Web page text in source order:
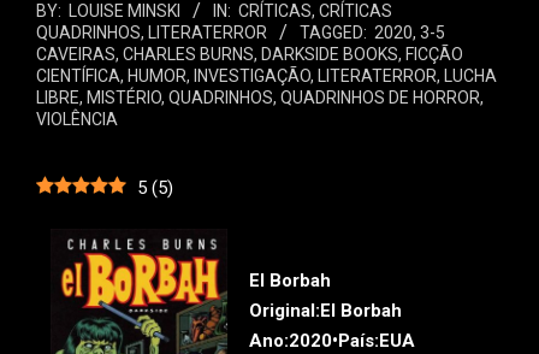
BY: LOUISE MINSKI IN: CRÍTICAS, CRÍTICAS
QUADRINHOS, LITERATERROR TAGGED: 2020, 3-5
CAVEIRAS, CHARLES BURNS, DARKSIDE BOOKS, FICÇÃO
CIENTÍFICA, HUMOR, INVESTIGAÇÃO, LITERATERROR, LUCHA
LIBRE, MISTÉRIO, QUADRINHOS, QUADRINHOS DE HORROR,
VIOLÊNCIA
5 (5)
El Borbah
Original: El Borbah
Ano:2020• País: EUA